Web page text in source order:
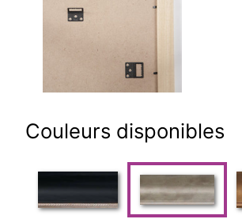
Couleurs disponibles